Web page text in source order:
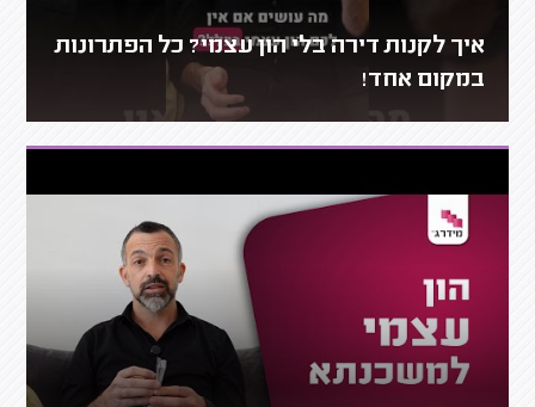
איך לקנות דירה בלי הון עצמי? כל הפתרונות
במקום אחד!